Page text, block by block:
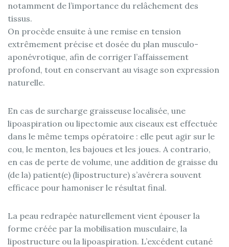
notamment de l’importance du relâchement des
tissus.
On procède ensuite à une remise en tension
extrêmement précise et dosée du plan musculo-
aponévrotique, afin de corriger l’affaissement
profond, tout en conservant au visage son expression
naturelle.
En cas de surcharge graisseuse localisée, une
lipoaspiration ou lipectomie aux ciseaux est effectuée
dans le même temps opératoire : elle peut agir sur le
cou, le menton, les bajoues et les joues. A contrario,
en cas de perte de volume, une addition de graisse du
(de la) patient(e) (lipostructure) s’avérera souvent
efficace pour hamoniser le résultat final.
La peau redrapée naturellement vient épouser la
forme créée par la mobilisation musculaire, la
lipostructure ou la lipoaspiration. L’excédent cutané